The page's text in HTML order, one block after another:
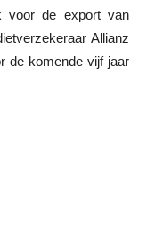
voor de export van
Allianz
de komende vijf jaar